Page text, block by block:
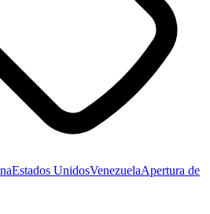
Estados UnidosVenezuelaApertura de